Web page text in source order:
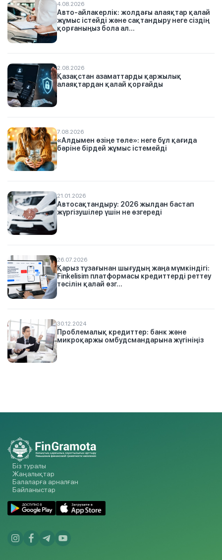
4.08.2026
Авто-айлакерлік: жолдағы алаяқтар қалай
жұмыс істейді және сақтандыру неге сіздің
қорғаныңыз бола ал...
2.08.2026
Қазақстан азаматтарды қаржылық
алаяқтардан қалай қорғайды
7.08.2026
«Алдымен өзіңе төле»: неге бұл қағида
бәріне бірдей жұмыс істемейді
21.01.2026
Автосақтандыру: 2026 жылдан бастап
жүргізушілер үшін не өзгереді
26.07.2026
Қарыз тұзағынан шығудың жаңа мүмкіндігі:
Finkelisim платформасы кредиттерді реттеу
тәсілін қалай өзг...
30.12.2024
Проблемалық кредиттер: банк және
микроқаржы омбудсмандарына жүгініңіз
Біз туралы
Жаңалықтар
Балаларға арналған
Байланыстар